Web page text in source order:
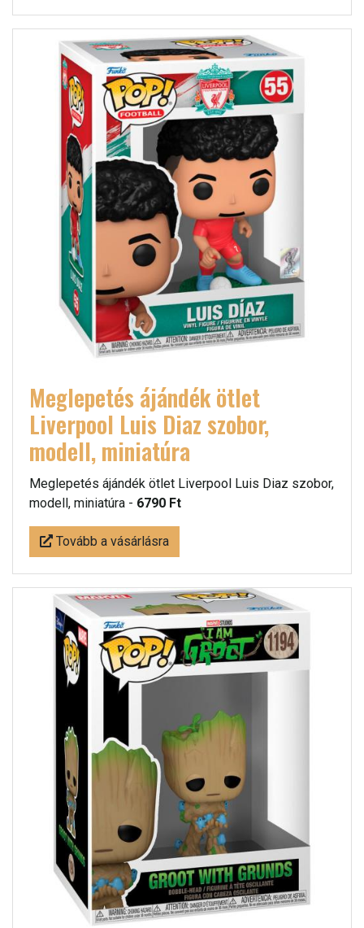
Meglepetés ájándék ötlet
Liverpool Luis Diaz szobor,
modell, miniatúra
Meglepetés ájándék ötlet Liverpool Luis Diaz szobor,
modell, miniatúra - 6790 Ft
Tovább a vásárlásra